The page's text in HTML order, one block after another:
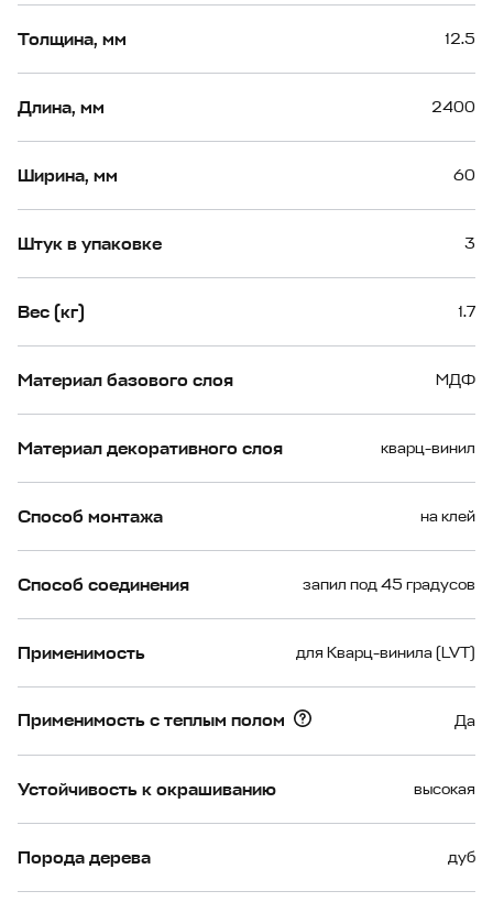
Толщина, мм 12.5
Длина, мм 2400
Ширина, мм 60
Штук в упаковке 3
Вес (кг) 1.7
Материал базового слоя МДФ
Материал декоративного слоя кварц-винил
Способ монтажа на клей
Способ соединения запил под 45 градусов
Применимость для Кварц-винила (LVT)
Применимость с теплым полом Да
Устойчивость к окрашиванию высокая
Порода дерева дуб